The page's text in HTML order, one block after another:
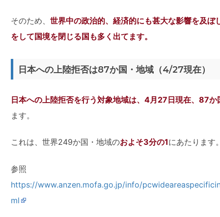
そのため、世界中の政治的、経済的にも甚大な影響を及ぼ
をして国境を閉じる国も多く出てます。
日本への上陸拒否は87か国・地域（4/27現在）
日本への上陸拒否を行う対象地域は、4月27日現在、87か
ます。
これは、世界249か国・地域のおよそ3分の1にあたります
参照
https://www.anzen.mofa.go.jp/info/
ml